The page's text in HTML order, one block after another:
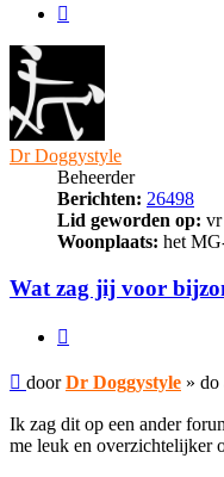
Dr Doggystyle
Beheerder
Berichten: 26498
Lid geworden op: vr
Woonplaats: het
Wat zag jij voor
Bericht
doorDr Doggystyle » do
Ik zag dit op een ander
me leuk en overzichtelijker